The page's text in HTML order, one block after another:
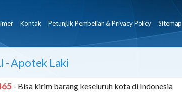
Kontak Petunjuk Pembelian & Privacy Policy Sitemap
- Apotek Laki
- Bisa kirim barang keseluruh kota di Indonesia